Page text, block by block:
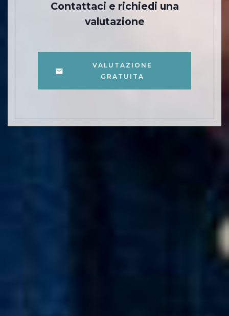
Contattaci e richiedi una
valutazione
VALUTAZIONE
GRATUITA